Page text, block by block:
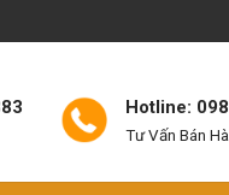
Hotline:
Tư Vấn Bán